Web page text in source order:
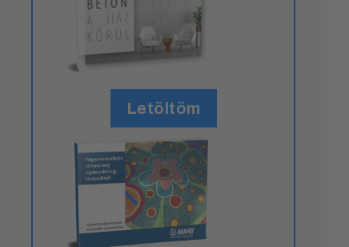
Letöltöm